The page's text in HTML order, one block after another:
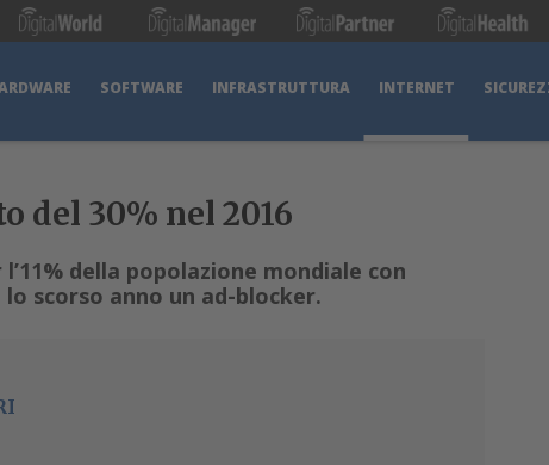
SOFTWARE INFRASTRUTTURA INTERNET
del 30% nel 2016
della popolazione mondiale con
scorso anno un ad-blocker.